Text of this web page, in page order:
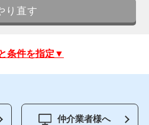
条件を指定▼
仲介業者様へ